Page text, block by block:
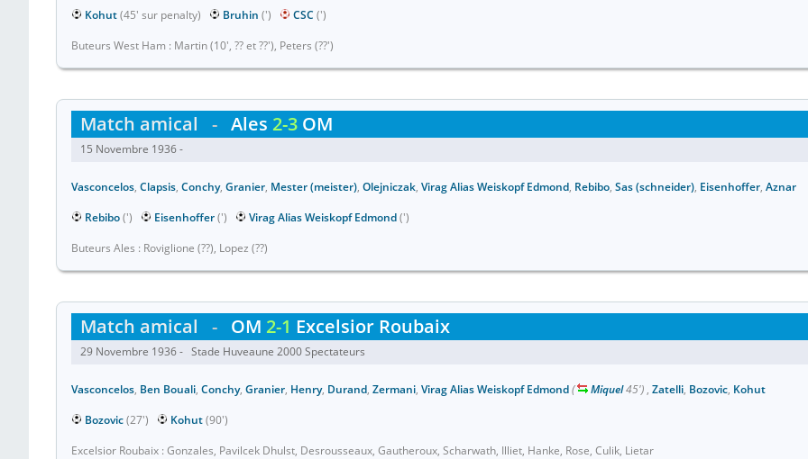
Kohut(45' sur penalty) Bruhin (') CSC (')
Buteurs West Ham : Martin (10', ?? et ??'), Peters (??')
Match amical - Ales 2-3 OM
15 Novembre 1936 -
Vasconcelos, Clapsis, Conchy, Granier, Mester (meister), Olejniczak, Virag Alias Weiskopf Edmond, Rebibo, Sas (schneider), Eisenhoffer, Aznar
Rebibo(') Eisenhoffer(') Virag Alias Weiskopf Edmond(')
Buteurs Ales : Roviglione (??), Lopez (??)
Match amical - OM 2-1 Excelsior Roubaix
29 Novembre 1936 - Stade Huveaune 2000 Spectateurs
Vasconcelos, Ben Bouali, Conchy, Granier, Henry, Durand, Zermani, Virag Alias Weiskopf Edmond( Miquel45') , Zatelli, Bozovic, Kohut
Bozovic(27') Kohut(90')
Excelsior Roubaix : Gonzales, Pavilcek Dhulst, Desrousseaux, Gautheroux, Scharwath, Illiet, Hanke, Rose, Culik, Lietar